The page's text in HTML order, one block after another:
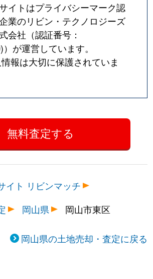
イトはプライバシーマーク認
業のリビン・テクノロジーズ
会社（認証番号：
）が運営しています。
報は大切に保護されていま
イト リビンマッチ
岡山県 岡山市東区
岡山県の土地売却・査定に戻る